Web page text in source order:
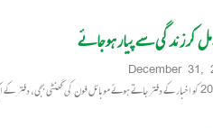
کر زندگی سے پیار ہو جائے
December 31,